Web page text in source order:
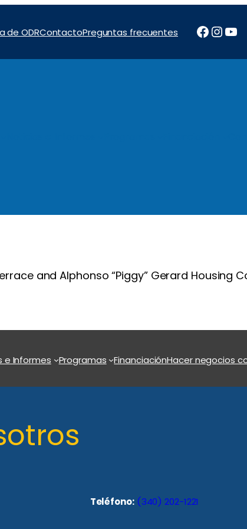
de ODRContactoPreguntas frecuentes
and Alphonso “Piggy” Gerard Housing
e Informes Programas FinanciaciónHacer negocios
Teléfono: (340) 202-1221